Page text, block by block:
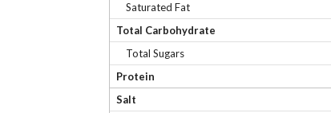
Saturated Fat
Total Carbohydrate
Total Sugars
Protein
Salt